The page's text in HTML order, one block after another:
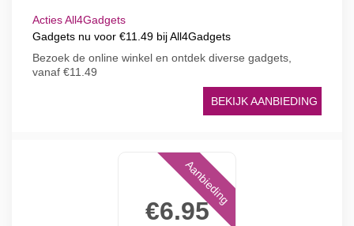
Acties All4Gadgets
Gadgets nu voor €11.49 bij All4Gadgets
Bezoek de online winkel en ontdek diverse gadgets,
vanaf €11.49
BEKIJK AANBIEDING
€6.95
Aanbieding